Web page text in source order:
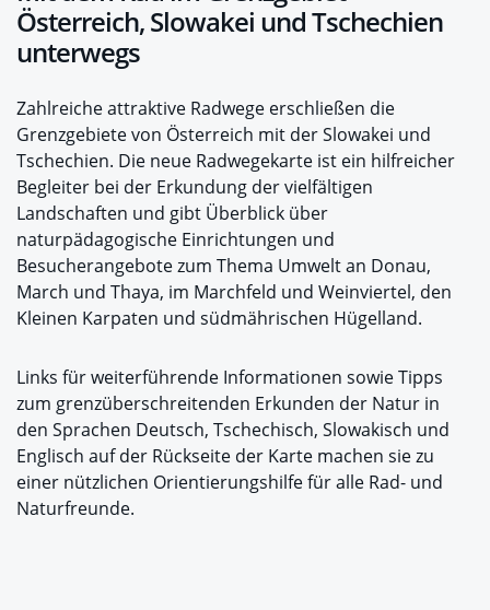
Österreich, Slowakei und Tschechien
unterwegs
Zahlreiche attraktive Radwege erschließen die
Grenzgebiete von Österreich mit der Slowakei und
Tschechien. Die neue Radwegekarte ist ein hilfreicher
Begleiter bei der Erkundung der vielfältigen
Landschaften und gibt Überblick über
naturpädagogische Einrichtungen und
Besucherangebote zum Thema Umwelt an Donau,
March und Thaya, im Marchfeld und Weinviertel, den
Kleinen Karpaten und südmährischen Hügelland.
Links für weiterführende Informationen sowie Tipps
zum grenzüberschreitenden Erkunden der Natur in
den Sprachen Deutsch, Tschechisch, Slowakisch und
Englisch auf der Rückseite der Karte machen sie zu
einer nützlichen Orientierungshilfe für alle Rad- und
Naturfreunde.